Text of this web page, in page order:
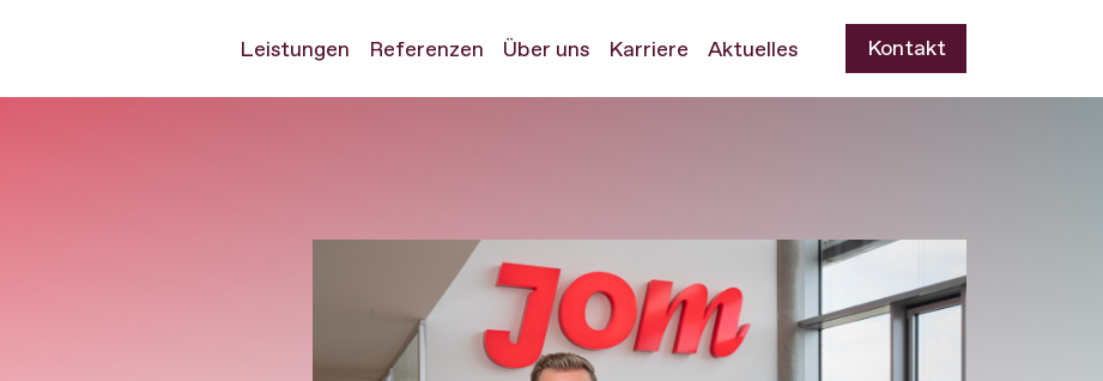
Leistungen Referenzen Über uns Karriere Aktuelles Kontakt